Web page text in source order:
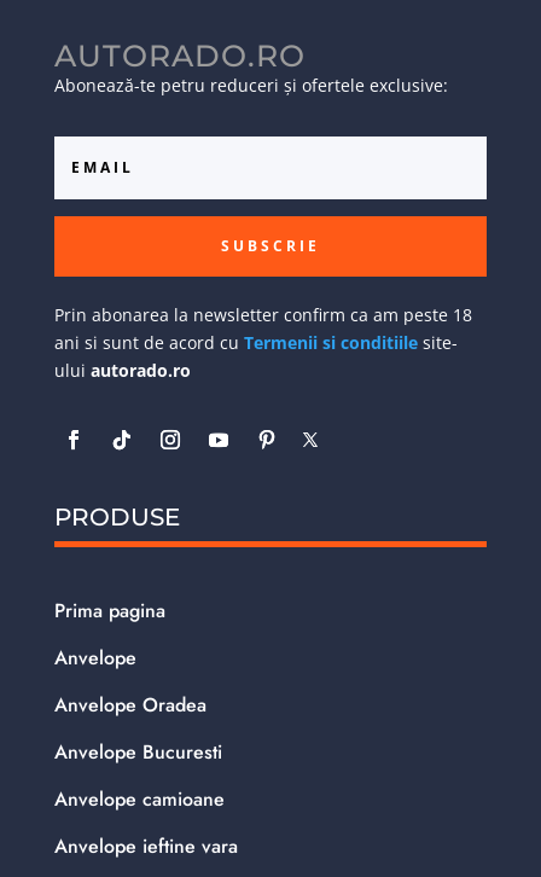
AUTORADO.RO
Abonează-te petru reduceri și ofertele exclusive:
SUBSCRIE
Prin abonarea la newsletter confirm ca am peste 18
ani si sunt de acord cu Termenii si conditiilesite-
ului autorado.ro
PRODUSE
Prima pagina
Anvelope
Anvelope Oradea
Anvelope Bucuresti
Anvelope camioane
Anvelope ieftine vara